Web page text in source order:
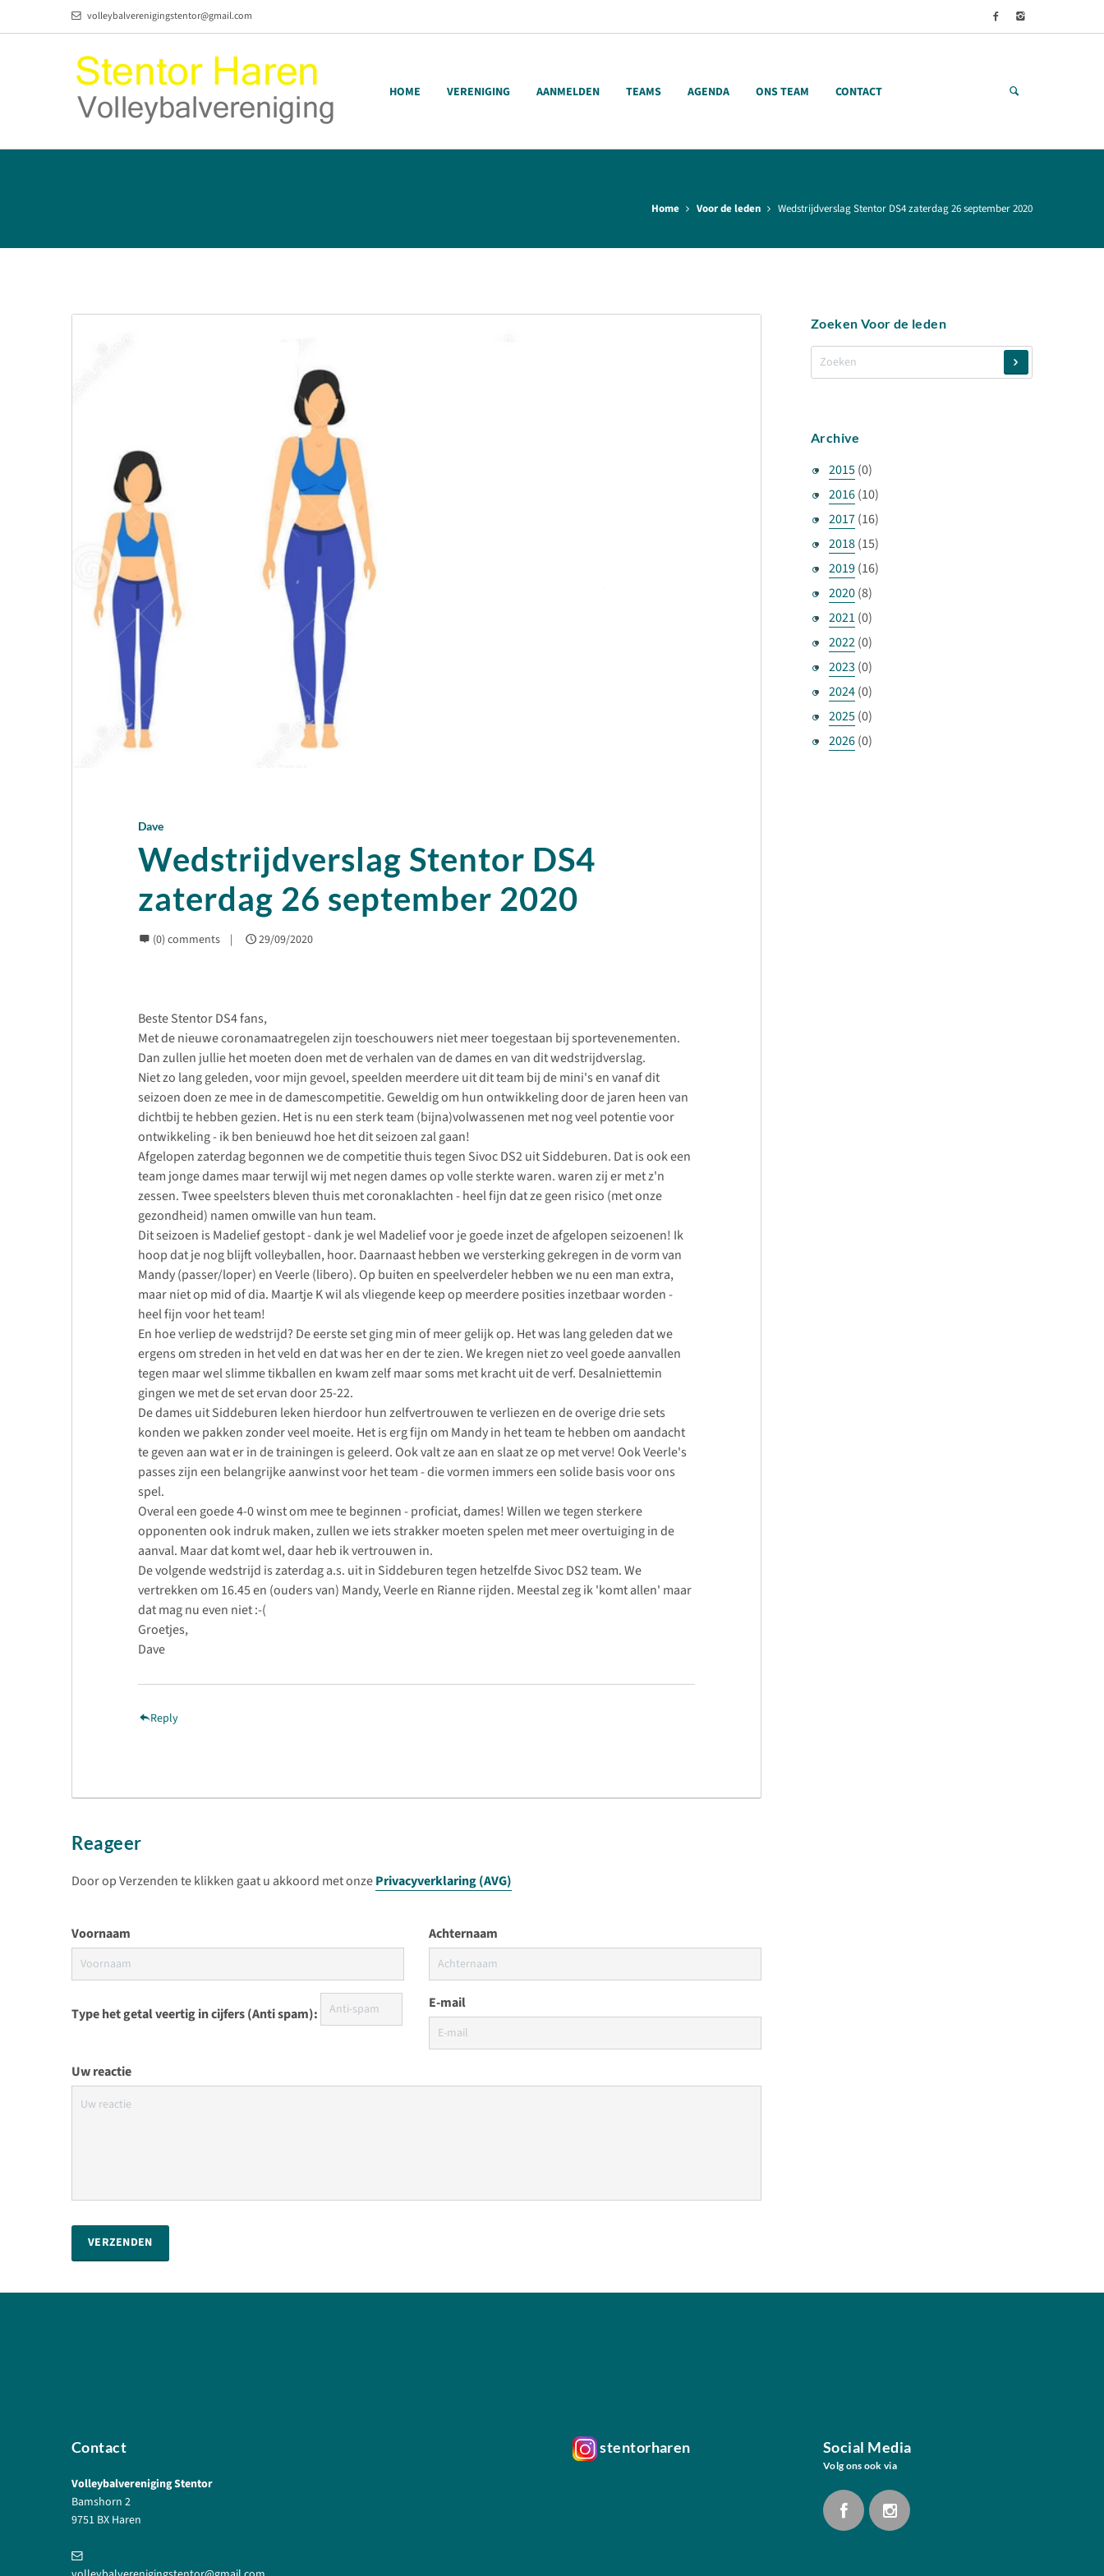
volleybalverenigingstentor@gmail.com
HOME VERENIGING AANMELDEN TEAMS AGENDA ONS TEAM CONTACT
Home Voor de leden Wedstrijdverslag Stentor DS4 zaterdag 26 september 2020
Dave
Wedstrijdverslag Stentor DS4
zaterdag 26 september 2020
(0) comments 29/09/2020
Beste Stentor DS4 fans,
Met de nieuwe coronamaatregelen zijn toeschouwers niet meer toegestaan bij sportevenementen.
Dan zullen jullie het moeten doen met de verhalen van de dames en van dit wedstrijdverslag.
Niet zo lang geleden, voor mijn gevoel, speelden meerdere uit dit team bij de mini's en vanaf dit
seizoen doen ze mee in de damescompetitie. Geweldig om hun ontwikkeling door de jaren heen van
dichtbij te hebben gezien. Het is nu een sterk team (bijna)volwassenen met nog veel potentie voor
ontwikkeling - ik ben benieuwd hoe het dit seizoen zal gaan!
Afgelopen zaterdag begonnen we de competitie thuis tegen Sivoc DS2 uit Siddeburen. Dat is ook een
team jonge dames maar terwijl wij met negen dames op volle sterkte waren. waren zij er met z'n
zessen. Twee speelsters bleven thuis met coronaklachten - heel fijn dat ze geen risico (met onze
gezondheid) namen omwille van hun team.
Dit seizoen is Madelief gestopt - dank je wel Madelief voor je goede inzet de afgelopen seizoenen! Ik
hoop dat je nog blijft volleyballen, hoor. Daarnaast hebben we versterking gekregen in de vorm van
Mandy (passer/loper) en Veerle (libero). Op buiten en speelverdeler hebben we nu een man extra,
maar niet op mid of dia. Maartje K wil als vliegende keep op meerdere posities inzetbaar worden -
heel fijn voor het team!
En hoe verliep de wedstrijd? De eerste set ging min of meer gelijk op. Het was lang geleden dat we
ergens om streden in het veld en dat was her en der te zien. We kregen niet zo veel goede aanvallen
tegen maar wel slimme tikballen en kwam zelf maar soms met kracht uit de verf. Desalniettemin
gingen we met de set ervan door 25-22.
De dames uit Siddeburen leken hierdoor hun zelfvertrouwen te verliezen en de overige drie sets
konden we pakken zonder veel moeite. Het is erg fijn om Mandy in het team te hebben om aandacht
te geven aan wat er in de trainingen is geleerd. Ook valt ze aan en slaat ze op met verve! Ook Veerle's
passes zijn een belangrijke aanwinst voor het team - die vormen immers een solide basis voor ons
spel.
Overal een goede 4-0 winst om mee te beginnen - proficiat, dames! Willen we tegen sterkere
opponenten ook indruk maken, zullen we iets strakker moeten spelen met meer overtuiging in de
aanval. Maar dat komt wel, daar heb ik vertrouwen in.
De volgende wedstrijd is zaterdag a.s. uit in Siddeburen tegen hetzelfde Sivoc DS2 team. We
vertrekken om 16.45 en (ouders van) Mandy, Veerle en Rianne rijden. Meestal zeg ik 'komt allen' maar
dat mag nu even niet :-(
Groetjes,
Dave
Reply
Reageer
Door op Verzenden te klikken gaat u akkoord met onzePrivacyverklaring (AVG)
Voornaam Achternaam
Type het getal veertig in cijfers (Anti spam):
E-mail
Uw reactie
VERZENDEN
Zoeken Voor de leden
Archive
2015(0)
2016(10)
2017(16)
2018(15)
2019(16)
2020(8)
2021 (0)
2022(0)
2023(0)
2024(0)
2025(0)
2026(0)
Contact
Volleybalvereniging Stentor
Bamshorn 2
9751 BX Haren
stentorharen Social Media
Volg ons ook via